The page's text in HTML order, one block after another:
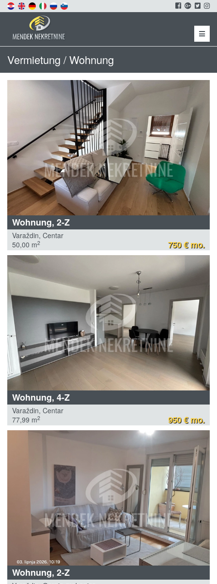
Menu
Vermietung / Wohnung
Wohnung, 2-Z
Varaždin, Centar
50,00 m2 750 € mo.
Wohnung, 4-Z
Varaždin, Centar
77,99 m2 950 € mo.
Wohnung, 2-Z